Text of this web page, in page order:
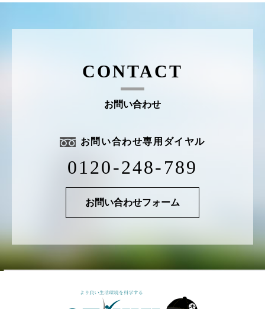
CONTACT
お問い合わせ
お問い合わせ専用ダイヤル
0120-248-789
お問い合わせフォーム